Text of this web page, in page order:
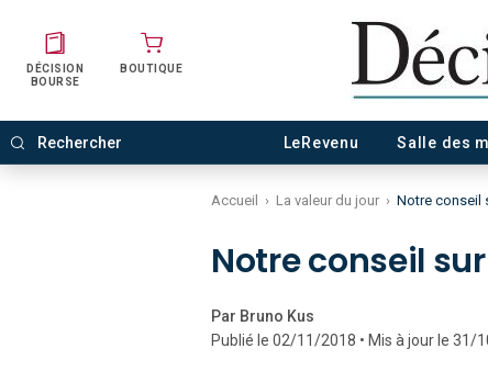
DÉCISION
BOURSE
BOUTIQUE
LeRevenu Salle des
Accueil › La valeur du jour › Notre conseil
Notre conseil
Par Bruno Kus
Publié le 02/11/2018 • Mis à jour le 31/